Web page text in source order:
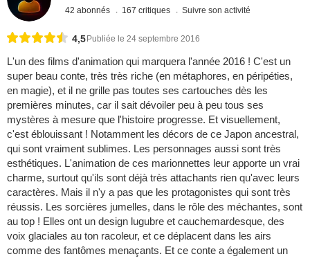
42 abonnés 167 critiques Suivre son activité
4,5 Publiée le 24 septembre 2016
L'un des films d'animation qui marquera l'année 2016 ! C'est un
super beau conte, très très riche (en métaphores, en péripéties,
en magie), et il ne grille pas toutes ses cartouches dès les
premières minutes, car il sait dévoiler peu à peu tous ses
mystères à mesure que l'histoire progresse. Et visuellement,
c'est éblouissant ! Notamment les décors de ce Japon ancestral,
qui sont vraiment sublimes. Les personnages aussi sont très
esthétiques. L'animation de ces marionnettes leur apporte un vrai
charme, surtout qu'ils sont déjà très attachants rien qu'avec leurs
caractères. Mais il n'y a pas que les protagonistes qui sont très
réussis. Les sorcières jumelles, dans le rôle des méchantes, sont
au top ! Elles ont un design lugubre et cauchemardesque, des
voix glaciales au ton racoleur, et ce déplacent dans les airs
comme des fantômes menaçants. Et ce conte a également un